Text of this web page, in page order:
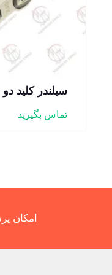
سیلندر کلید
تماس بگیرید
امکان